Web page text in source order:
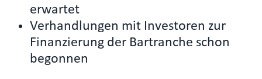
erwartet
Verhandlungen mit Investoren zur
Finanzierung der Bartranche schon
begonnen